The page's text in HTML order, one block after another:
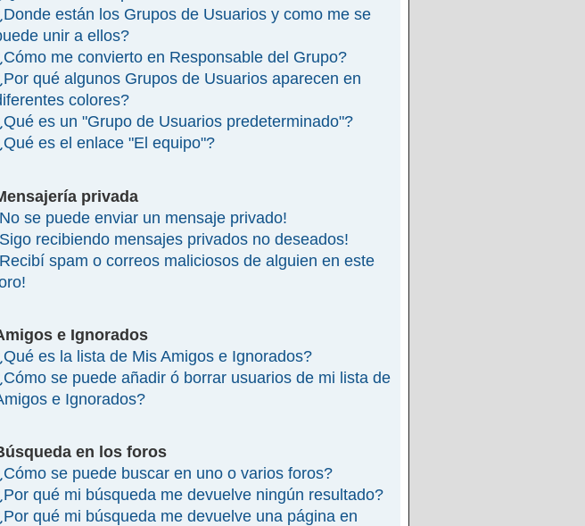
están los Grupos de Usuarios y como me se
unir a ellos?
me convierto en Responsable del Grupo?
qué algunos Grupos de Usuarios aparecen en
colores?
es un "Grupo de Usuarios predeterminado"?
es el enlace "El equipo"?
privada
se puede enviar un mensaje privado!
recibiendo mensajes privados no deseados!
spam o correos maliciosos de alguien en este
e Ignorados
es la lista de Mis Amigos e Ignorados?
se puede añadir ó borrar usuarios de mi lista de
e Ignorados?
en los foros
se puede buscar en uno o varios foros?
qué mi búsqueda me devuelve ningún resultado?
qué mi búsqueda me devuelve una página en